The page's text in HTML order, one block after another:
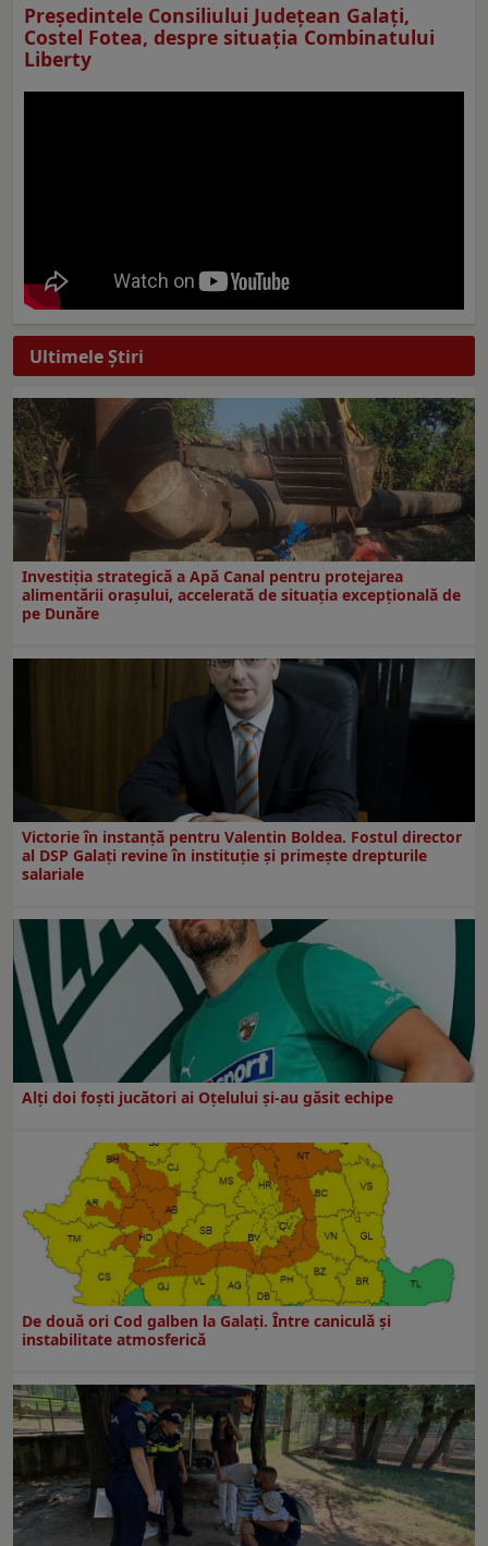
Preşedintele Consiliului Judeţean Galaţi,
Costel Fotea, despre situaţia Combinatului
Liberty
Ultimele Ştiri
Investiția strategică a Apă Canal pentru protejarea
alimentării orașului, accelerată de situația excepțională de
pe Dunăre
Victorie în instanță pentru Valentin Boldea. Fostul director
al DSP Galați revine în instituție și primește drepturile
salariale
Alți doi foști jucători ai Oțelului și-au găsit echipe
De două ori Cod galben la Galaţi. Între caniculă şi
instabilitate atmosferică